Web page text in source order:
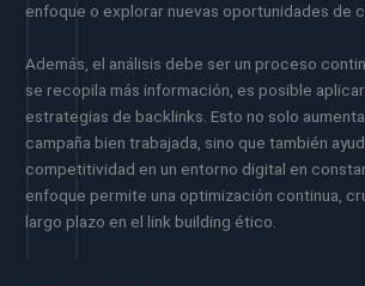
enfoque o explorar nuevas oportunidades de
Además, el análisis debe ser un proceso
se recopila más información, es posible
estrategias de backlinks. Esto no solo
campaña bien trabajada, sino que también
competitividad en un entorno digital en
enfoque permite una optimización continua,
largo plazo en el link building ético.